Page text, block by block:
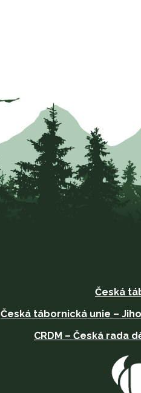
Česká
Česká tábornická unie –
CRDM – Česká rada